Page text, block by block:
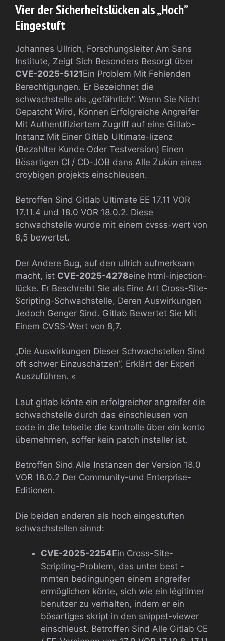
Vier der Sicherheitslücken als „Hoch”
Eingestuft
Johannes Ullrich, Forschungsleiter Am Sans
Institute, Zeigt Sich Besonders Besorgt über
CVE-2025-5121Ein Problem Mit Fehlenden
Berechtigungen. Er Bezeichnet die
schwachstelle als „gefährlich”. Wenn Sie Nicht
Gepatcht Wird, Können Erfolgreiche Angreifer
Mit Authentifiziertem Zugriff auf eine Gitlab-
Instanz Mit Einer Gitlab Ultimate-lizenz
(Bezahlter Kunde Oder Testversion) Einen
Bösartigen CI / CD-JOB dans Alle Zukün eines
croybigen projekts einschleusen.
Betroffen Sind Gitlab Ultimate EE 17.11 VOR
17.11.4 und 18.0 VOR 18.0.2. Diese
schwachstelle wurde mit einem cvsss-wert von
8,5 bewertet.
Der Andere Bug, auf den ullrich aufmerksam
macht, ist CVE-2025-4278eine html-injection-
lücke. Er Beschreibt Sie als Eine Art Cross-Site-
Scripting-Schwachstelle, Deren Auswirkungen
Jedoch Genger Sind. Gitlab Bewertet Sie Mit
Einem CVSS-Wert von 8,7.
„Die Auswirkungen Dieser Schwachstellen Sind
oft schwer Einzuschätzen”, Erklärt der Experi
Auszuführen. «
Laut gitlab könte ein erfolgreicher angreifer die
schwachstelle durch das einschleusen von
code in die telseite die kontrolle über ein konto
übernehmen, soffer kein patch installer ist.
Betroffen Sind Alle Instanzen der Version 18.0
VOR 18.0.2 Der Community-und Enterprise-
Editionen.
Die beiden anderen als hoch eingestuften
schwachstellen sinnd:
CVE-2025-2254Ein Cross-Site-
Scripting-Problem, das unter best -
mmten bedingungen einem angreifer
ermöglichen könte, sich wie ein légitimer
benutzer zu verhalten, indem er ein
bösartiges skript in den snippet-viewer
einschleust. Betroffen Sind Alle Gitlab CE